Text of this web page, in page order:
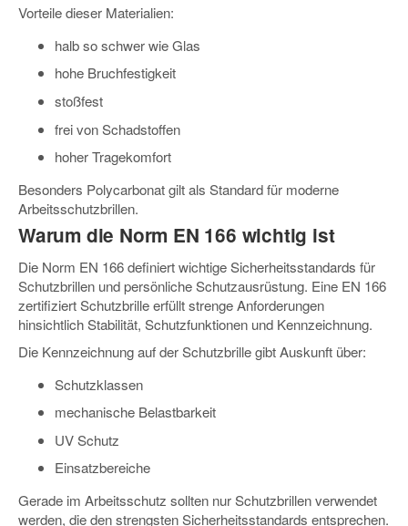
Vorteile dieser Materialien:
halb so schwer wie Glas
hohe Bruchfestigkeit
stoßfest
frei von Schadstoffen
hoher Tragekomfort
Besonders Polycarbonat gilt als Standard für moderne
Arbeitsschutzbrillen.
Warum die Norm EN 166 wichtig ist
Die Norm EN 166 definiert wichtige Sicherheitsstandards für
Schutzbrillen und persönliche Schutzausrüstung. Eine EN 166
zertifiziert Schutzbrille erfüllt strenge Anforderungen
hinsichtlich Stabilität, Schutzfunktionen und Kennzeichnung.
Die Kennzeichnung auf der Schutzbrille gibt Auskunft über:
Schutzklassen
mechanische Belastbarkeit
UV Schutz
Einsatzbereiche
Gerade im Arbeitsschutz sollten nur Schutzbrillen verwendet
werden, die den strengsten Sicherheitsstandards entsprechen.